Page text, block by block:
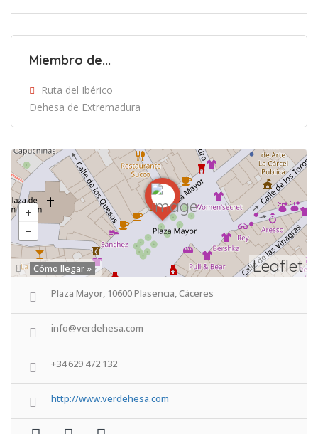
Miembro de...
Ruta del Ibérico
Dehesa de Extremadura
Leaflet
Cómo llegar »
Plaza Mayor, 10600 Plasencia, Cáceres
info@verdehesa.com
+34 629 472 132
http://www.verdehesa.com